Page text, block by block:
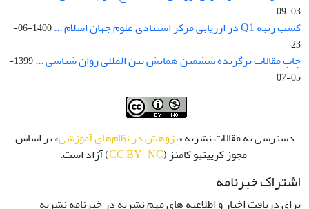
03-09
کسب رتبه Q1 در ارزیابی مرکز استنادی علوم جهان اسلام ...
1400-06-
23
چاپ مقالات برگزیده ششمین همایش بین المللی روان شناسی ...
1399-
05-07
دسترسی به مقالات نشریه «پژوهش در نظام‌های آموزشی» بر اساس
مجوز کرییتیو کامنز (CC BY-NC) آزاد است.
اشتراک خبرنامه
برای دریافت اخبار و اطلاعیه های مهم نشریه در خبرنامه نشریه